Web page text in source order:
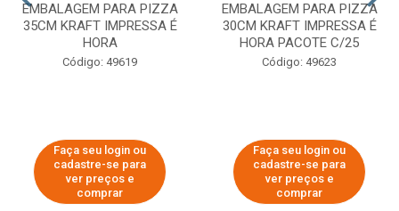
EMBALAGEM PARA PIZZA
35CM KRAFT IMPRESSA É
HORA
Código: 49619
Faça seu login ou
cadastre-se para
ver preços e
comprar
EMBALAGEM PARA PIZZA
30CM KRAFT IMPRESSA É
HORA PACOTE C/25
Código: 49623
Faça seu login ou
cadastre-se para
ver preços e
comprar